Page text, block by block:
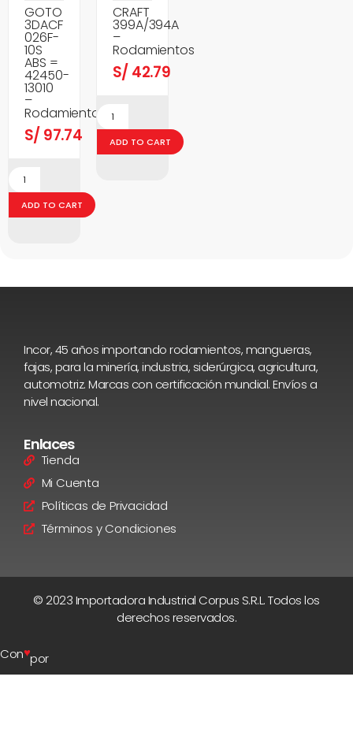
GOTO
3DACF
026F-
10S
ABS =
42450-
13010
–
Rodamientos
S/ 97.74
ADD TO CART
CRAFT
399A/394A
–
Rodamientos
S/ 42.79
ADD TO CART
Incor, 45 años importando rodamientos, mangueras,
fajas, para la minería, industria, siderúrgica, agricultura,
automotriz. Marcas con certificación mundial. Envíos a
nivel nacional.
Enlaces
Tienda
Mi Cuenta
Políticas de Privacidad
Términos y Condiciones
© 2023 Importadora Industrial Corpus S.R.L. Todos los
derechos reservados.
Con♥por